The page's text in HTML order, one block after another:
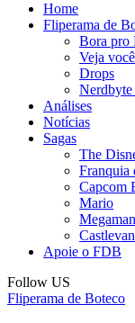
Home
Fliperama de
Bora pro
Veja você
Drops
Análises
Notícias
Sagas
The
Franquia
Capcom
Mario
Megaman
Apoie o FDB
Follow US
Fliperama de Boteco